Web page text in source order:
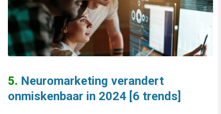
5. Neuromarketing verandert
onmiskenbaar in 2024 [6 trends]